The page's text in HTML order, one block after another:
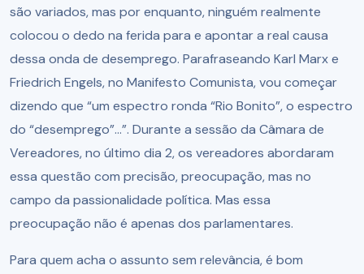
são variados, mas por enquanto, ninguém realmente
colocou o dedo na ferida para e apontar a real causa
dessa onda de desemprego. Parafraseando Karl Marx e
Friedrich Engels, no Manifesto Comunista, vou começar
dizendo que “um espectro ronda “Rio Bonito”, o espectro
do “desemprego”...”. Durante a sessão da Câmara de
Vereadores, no último dia 2, os vereadores abordaram
essa questão com precisão, preocupação, mas no
campo da passionalidade política. Mas essa
preocupação não é apenas dos parlamentares.
Para quem acha o assunto sem relevância, é bom